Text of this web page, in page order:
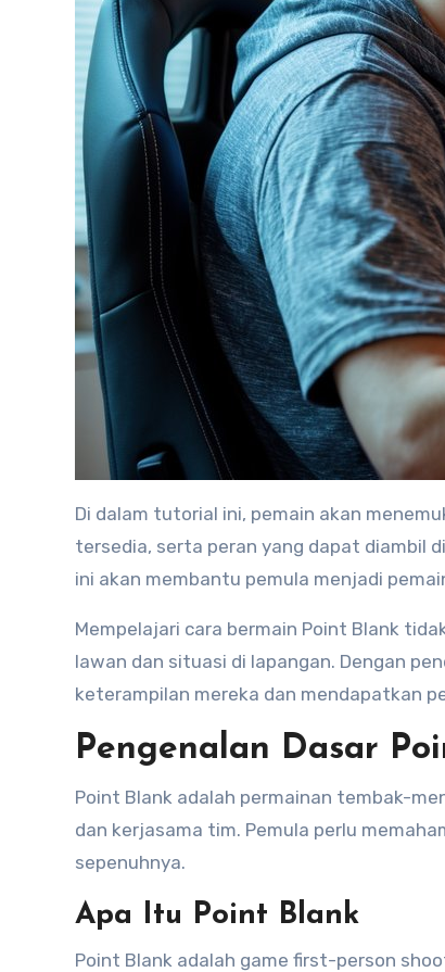
Di dalam tutorial ini, pemain akan
tersedia, serta peran yang dapat diambil
ini akan membantu pemula menjadi
Mempelajari cara bermain Point Blank
lawan dan situasi di lapangan. Dengan
keterampilan mereka dan mendapatkan
Pengenalan Dasar
Point Blank adalah permainan tembak-
dan kerjasama tim. Pemula perlu
sepenuhnya.
Apa Itu Point Blank
Point Blank adalah game first-person